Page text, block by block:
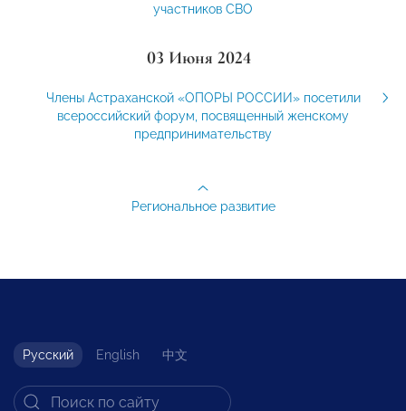
участников СВО
03 Июня 2024
Члены Астраханской «ОПОРЫ РОССИИ» посетили
всероссийский форум, посвященный женскому
предпринимательству
Региональное развитие
Русский English 中文